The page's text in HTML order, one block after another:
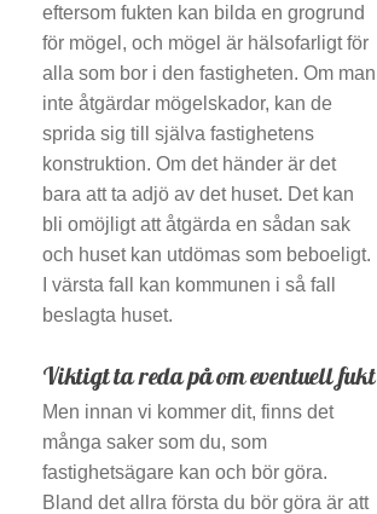
eftersom fukten kan bilda en grogrund
för mögel, och mögel är hälsofarligt för
alla som bor i den fastigheten. Om man
inte åtgärdar mögelskador, kan de
sprida sig till själva fastighetens
konstruktion. Om det händer är det
bara att ta adjö av det huset. Det kan
bli omöjligt att åtgärda en sådan sak
och huset kan utdömas som beboeligt.
I värsta fall kan kommunen i så fall
beslagta huset.
Viktigt ta reda på om eventuell fukt
Men innan vi kommer dit, finns det
många saker som du, som
fastighetsägare kan och bör göra.
Bland det allra första du bör göra är att